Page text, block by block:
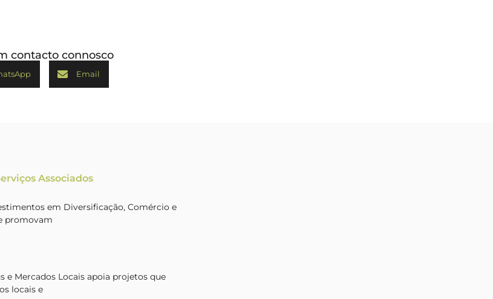
contacto connosco
Email
Associados
em Diversificação, Comércio e
promovam
e Mercados Locais apoia projetos que
locais e